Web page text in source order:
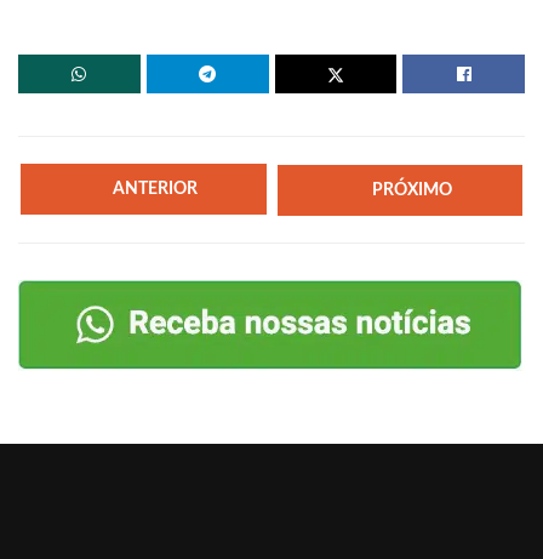
ANTERIOR PRÓXIMO